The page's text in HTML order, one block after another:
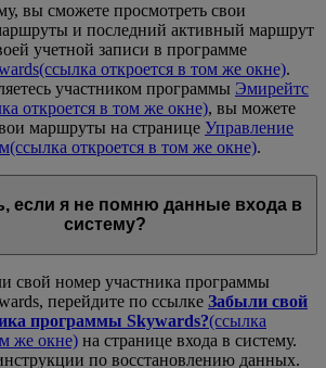
вы сможете просмотреть свои
и последний активный маршрут
учетной записи в программе
(ссылка откроется в том же окне).
участником программы Эмирейтс
откроется в том же окне), вы можете
маршруты на странице Управление
(ссылка откроется в том же окне).
если я не помню данные входа в
систему?
свой номер участника программы
перейдите по ссылке Забыли свой
программы Skywards?(ссылка
же окне) на странице входа в систему.
по восстановлению данных.